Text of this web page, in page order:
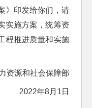
》印发给你们，请
实施方案，统筹资
程推进质量和实施
和社会保障部
2022年8月1日